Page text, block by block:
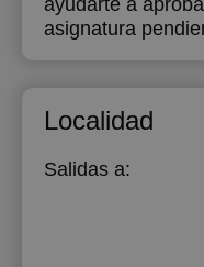
ayudarte a
asignatura
Localidad
Salidas a: